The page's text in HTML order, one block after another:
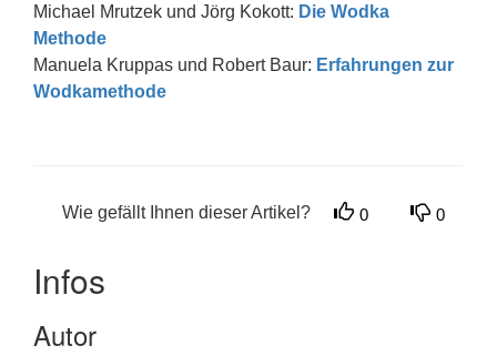
Michael Mrutzek und Jörg Kokott: Die Wodka
Methode
Manuela Kruppas und Robert Baur: Erfahrungen zur
Wodkamethode
Wie gefällt Ihnen dieser Artikel? 0 0
Infos
Autor